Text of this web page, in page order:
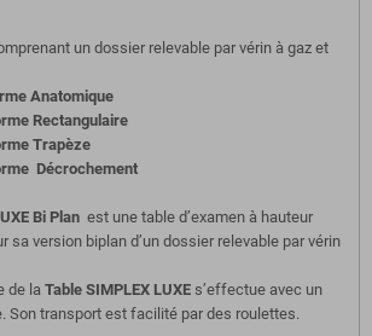
un dossier relevable par vérin à gaz et
Anatomique
Rectangulaire
Trapèze
Décrochement
Bi Plan est une table d’examen à hauteur
sa version biplan d’un dossier relevable par vérin
de la Table SIMPLEX LUXE s’effectue avec un
Son transport est facilité par des roulettes.